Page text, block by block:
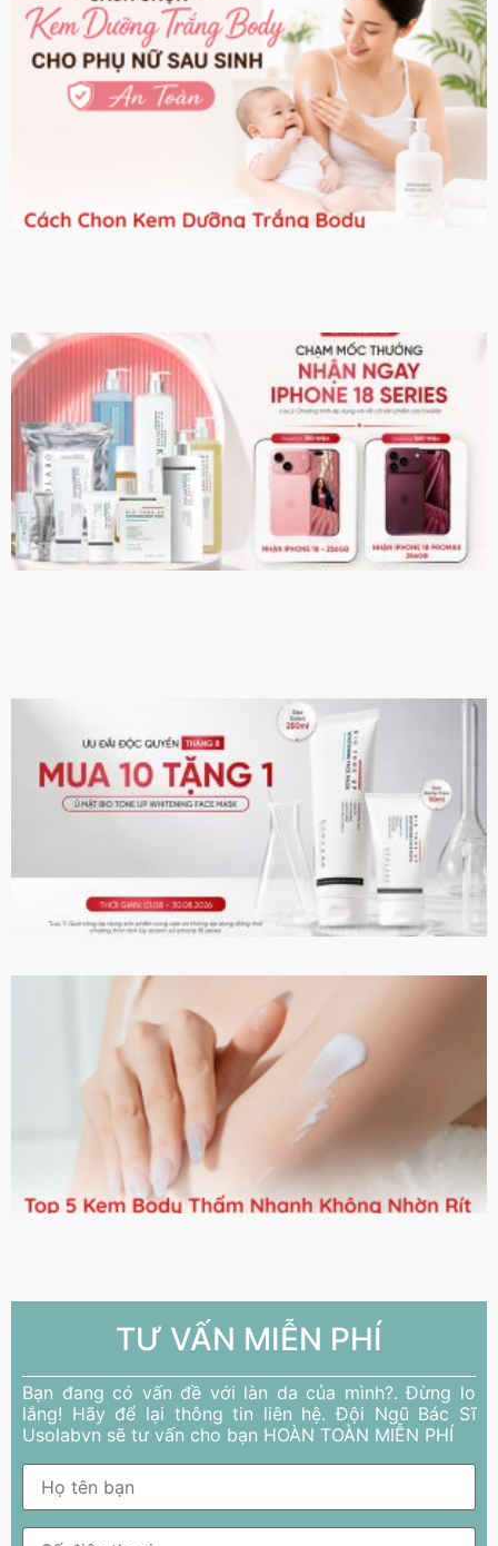
TƯ VẤN MIỄN PHÍ
Bạn đang có vấn đề với làn da của mình?. Đừng lo
lắng! Hãy để lại thông tin liên hệ. Đội Ngũ Bác Sĩ
Usolabvn sẽ tư vấn cho bạn HOÀN TOÀN MIỄN PHÍ